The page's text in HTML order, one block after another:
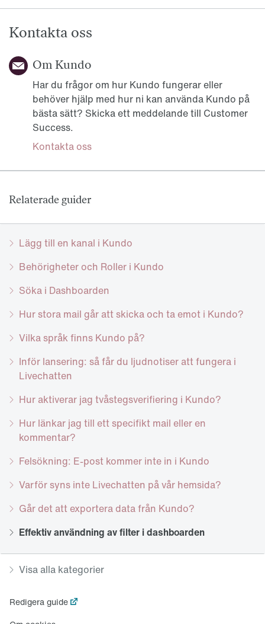
Kontakta oss
Om Kundo
Har du frågor om hur Kundo fungerar eller
behöver hjälp med hur ni kan använda Kundo på
bästa sätt? Skicka ett meddelande till Customer
Success.
Kontakta oss
Relaterade guider
Lägg till en kanal i Kundo
Behörigheter och Roller i Kundo
Söka i Dashboarden
Hur stora mail går att skicka och ta emot i Kundo?
Vilka språk finns Kundo på?
Inför lansering: så får du ljudnotiser att fungera i
Livechatten
Hur aktiverar jag tvåstegsverifiering i Kundo?
Hur länkar jag till ett specifikt mail eller en
kommentar?
Felsökning: E-post kommer inte in i Kundo
Varför syns inte Livechatten på vår hemsida?
Går det att exportera data från Kundo?
Effektiv användning av filter i dashboarden
Visa alla kategorier
Redigera guide